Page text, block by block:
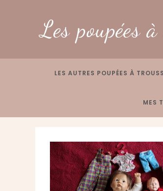
Les poupées
LES AUTRES POUPÉES À
MES